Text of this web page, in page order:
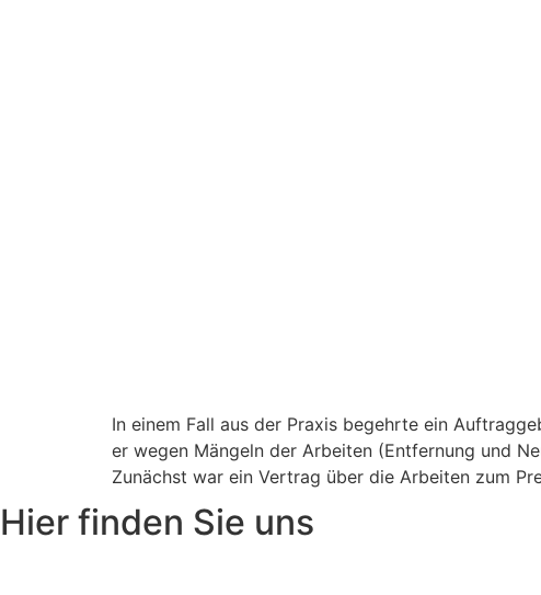
In einem Fall aus der Praxis begehrte ein
er wegen Mängeln der Arbeiten (Entfernung und
Zunächst war ein Vertrag über die Arbeiten zum
Hier finden Sie uns